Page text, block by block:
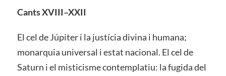
Cants XVIII–XXII
El cel de Júpiter i la justícia divina i humana;
monarquia universal i estat nacional. El cel de
Saturn i el misticisme contemplatiu: la fugida del